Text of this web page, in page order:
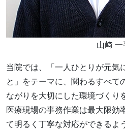
山﨑
当院では、「一人ひとりが元気
と」をテーマに、関わるすべて
ながりを大切にした環境づくり
医療現場の事務作業は最大限効
て明るく丁寧な対応ができるよ